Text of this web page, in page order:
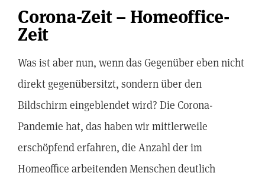
Corona-Zeit – Homeoffice-
Zeit
Was ist aber nun, wenn das Gegenüber eben nicht
direkt gegenübersitzt, sondern über den
Bildschirm eingeblendet wird? Die Corona-
Pandemie hat, das haben wir mittlerweile
erschöpfend erfahren, die Anzahl der im
Homeoffice arbeitenden Menschen deutlich